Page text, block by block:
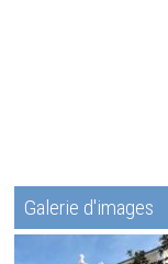
Galerie d'images